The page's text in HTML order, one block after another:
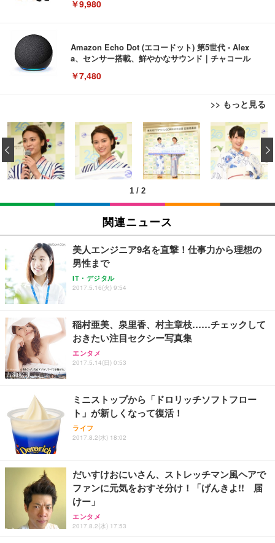
￥9,980
Amazon Echo Dot (エコードット) 第5世代 - Alex
a、センサー搭載、鮮やかなサウンド｜チャコール
￥7,480
>> もっと見る
[EdoErgo] オフィスチェア 椅子 テレワーク 疲れな
い 跳ね上げ式アームレスト コンパクト 約105度ロッ
キング pc 事務椅子 360度回転 座面昇降 強化ナイロ
ン樹脂ベース 通気性メッシュ 在宅ワーク H-WY01
(黒網+黒枠+黒足)
￥5,699
SIHOO B100 オフィスチェア／デスクチェア メッシ
ュチェア 人間工学 疲れない ブラック
￥27,999
Sezlife オフィスチェア デスクチェア 疲れない テレ
ワーク チェア 強化バックレスト 30度ロッキング機
能 人間工学 椅子 腰サポート 90度跳ね上げ式アーム
務用 おしゃれ パソコンチェア (ブラック)
Sezlife オフィスチェア デスクチェア 疲れない テレ
ワーク チェア 強化バックレスト 30度ロッキング機
能 人間工学 椅子 腰サポート 90度跳ね上げ式アーム
務用 おしゃれ パソコンチェア (ホワイト)
ANDWINT オフィスチェア デスクチェア 肘なし メ
ッシュ 通気性 ランバーサポート付き 腰サポート ガ
ス圧無段階昇降 360度回転 キャスター付き コンパク
EIZO ビジネス向けプレミアムモニター | FlexScan
EV3240X-WT | 31.5型4K UHD・USB Type-C・ホワ
イト
￥105,595
EIZO ビジネス向けプレミアムモニター | FlexScan
￥109,572
【純正品】27"ゲーミングモニター DualSense 充電
フック付き（CFI-ZDM1J）
【整備済み品】Dell E2724HS 27インチ 液晶モニタ
ー フルHD（1920×1080）VA 非光沢 HDMI/DisplayP
ort/VGA スピーカー内蔵 高さ調整 スイベル VESA対
【MiniLED/24.5inch/280Hz/FHD】GRAPHT THE S
HOOTER Gaming Monitor 24” Essential ゲーミン
グモニター QD 24.5インチ 1ms FHD 量子ドット 残
Amazonベーシック ペットシーツ 薄型 レギュラー 1
回使い捨て 無香料 ホワイト 300枚
￥3,373
Amazonベーシック ペットシーツ 厚型 ワイド 42枚
x2袋(84枚) ホワイト(吸収面:ライトブルー)
￥3,234
ネオ・ルーライフ ネオ・オムツ L 中型犬用 26枚入
り 単品
Smart Basic(スマートベーシック) 【Amazon.co.jp
限定】 Smart Basic アイリスオーヤマ ペットシーツ
超厚型 お徳用 ワイド 100枚入 (x 1) (ケース販売)
アイリスオーヤマ ペットシーツ 超厚型 お徳用 レギ
ュラー 200枚入【Amazon.co.jp限定】
1 / 2
‹
関連ニュース
美人エンジニア9名を直撃！仕事力から理想の
男性まで
IT・デジタル
2017.5.16(火) 9:54
稲村亜美、泉里香、村主章枝……チェックして
おきたい注目セクシー写真集
エンタメ
2017.5.14(日) 0:53
ミニストップから「ドロリッチソフトフロー
ト」が新しくなって復活！
ライフ
2017.8.2(水) 18:02
だいすけおにいさん、ストレッチマン風ヘアで
ファンに元気をおすそ分け！「げんきよ!! 届
けー」
エンタメ
2017.8.2(水) 17:53